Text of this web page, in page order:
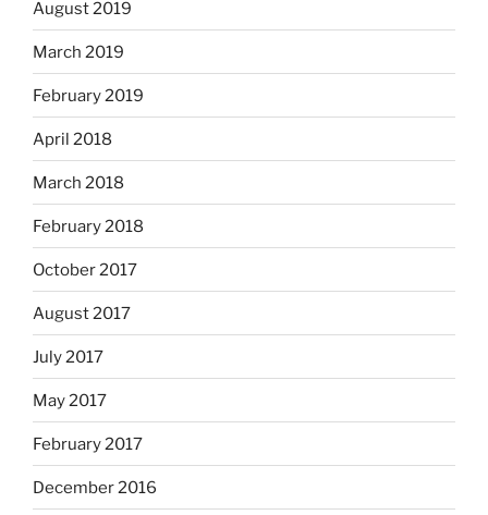
August 2019
March 2019
February 2019
April 2018
March 2018
February 2018
October 2017
August 2017
July 2017
May 2017
February 2017
December 2016